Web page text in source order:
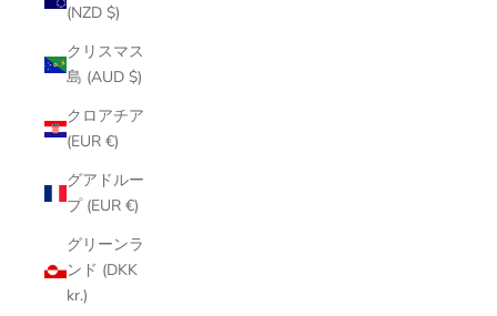
(NZD $)
クリスマス
島 (AUD $)
クロアチア
(EUR €)
グアドルー
プ (EUR €)
グリーンラ
ンド (DKK
kr.)